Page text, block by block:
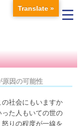
因の可能性
社会にもいますか
た人もいての世の
りの程度が一線を
Translate »